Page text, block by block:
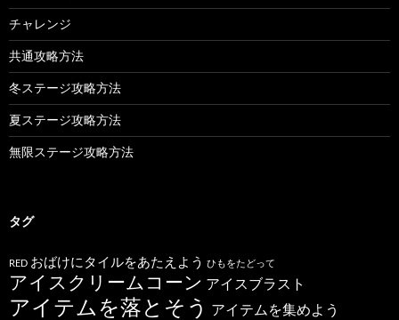
チャレンジ
共通攻略方法
冬ステージ攻略方法
夏ステージ攻略方法
無限ステージ攻略方法
タグ
RED おばけにタイルをあたえよう ひもをたどって
アイスクリームコーン アイスブラスト
アイテムを落とそう アイテムを集めよう